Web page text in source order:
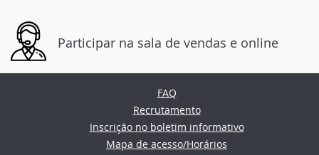
Participar na sala de vendas e online
FAQ
Recrutamento
Inscrição no boletim informativo
Mapa de acesso/Horários